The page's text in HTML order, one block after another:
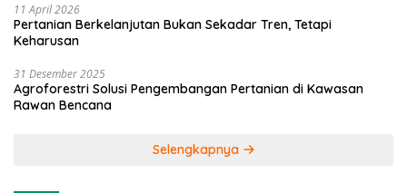
11 April 2026
Pertanian Berkelanjutan Bukan Sekadar Tren, Tetapi
Keharusan
31 Desember 2025
Agroforestri Solusi Pengembangan Pertanian di Kawasan
Rawan Bencana
Selengkapnya